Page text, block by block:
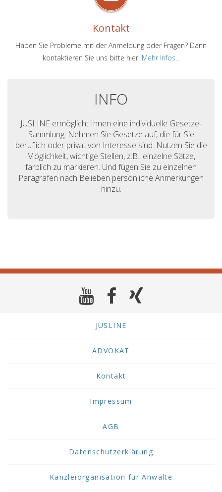
Kontakt
Haben Sie Probleme mit der Anmeldung oder Fragen? Dann
kontaktieren Sie uns bitte hier. Mehr Infos...
INFO
JUSLINE ermöglicht Ihnen eine individuelle Gesetze-
Sammlung: Nehmen Sie Gesetze auf, die für Sie
beruflich oder privat von Interesse sind. Nutzen Sie die
Möglichkeit, wichtige Stellen, z.B.: einzelne Sätze,
farblich zu markieren. Und fügen Sie zu einzelnen
Paragrafen nach Belieben persönliche Anmerkungen
hinzu.
JUSLINE
ADVOKAT
Kontakt
Impressum
AGB
Datenschutzerklärung
Kanzleiorganisation für Anwälte